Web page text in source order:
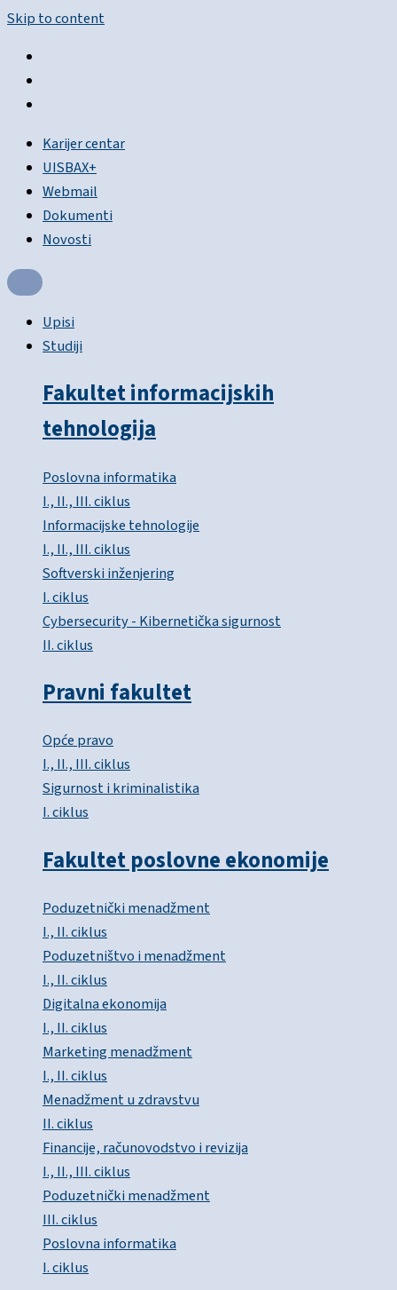
Skip to content
Karijer centar
UISBAX+
Webmail
Dokumenti
Novosti
Upisi
Studiji
Fakultet informacijskih
tehnologija
Poslovna informatika
I., II., III. ciklus
Informacijske tehnologije
I., II., III. ciklus
Softverski inženjering
I. ciklus
Cybersecurity - Kibernetička sigurnost
II. ciklus
Pravni fakultet
Opće pravo
I., II., III. ciklus
Sigurnost i kriminalistika
I. ciklus
Fakultet poslovne ekonomije
Poduzetnički menadžment
I., II. ciklus
Poduzetništvo i menadžment
I., II. ciklus
Digitalna ekonomija
I., II. ciklus
Marketing menadžment
I., II. ciklus
Menadžment u zdravstvu
II. ciklus
Financije, računovodstvo i revizija
I., II., III. ciklus
Poduzetnički menadžment
III. ciklus
Poslovna informatika
I. ciklus